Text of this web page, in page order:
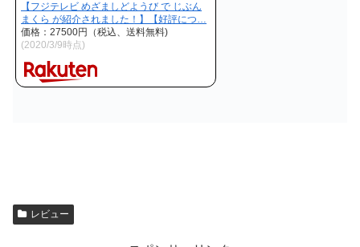
【フジテレビ めざましどようび で じぶん
まくら が紹介されました！】【好評につ…
価格：27500円（税込、送料無料)
(2020/3/9時点)
レビュー